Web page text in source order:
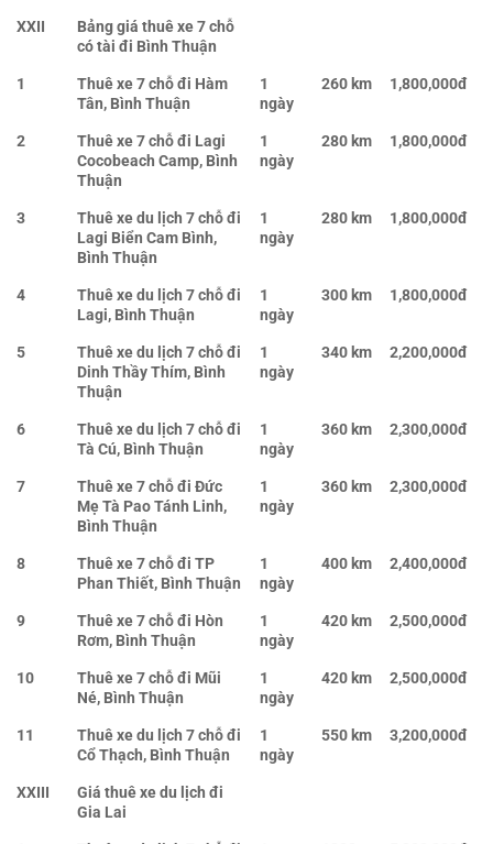
XXII
Bảng giá thuê xe 7 chỗ
có tài đi Bình Thuận
1
Thuê xe 7 chỗ đi Hàm
Tân, Bình Thuận
1
ngày
260 km 1,800,000đ
2
Thuê xe 7 chỗ đi Lagi
Cocobeach Camp, Bình
Thuận
1
ngày
280 km 1,800,000đ
3
Thuê xe du lịch 7 chỗ đi
Lagi Biển Cam Bình,
Bình Thuận
1
ngày
280 km 1,800,000đ
4
Thuê xe du lịch 7 chỗ đi
Lagi, Bình Thuận
1
ngày
300 km 1,800,000đ
5
Thuê xe du lịch 7 chỗ đi
Dinh Thầy Thím, Bình
Thuận
1
ngày
340 km 2,200,000đ
6
Thuê xe du lịch 7 chỗ đi
Tà Cú, Bình Thuận
1
ngày
360 km 2,300,000đ
7
Thuê xe 7 chỗ đi Đức
Mẹ Tà Pao Tánh Linh,
Bình Thuận
1
ngày
360 km 2,300,000đ
8
Thuê xe 7 chỗ đi TP
Phan Thiết, Bình Thuận
1
ngày
400 km 2,400,000đ
9
Thuê xe 7 chỗ đi Hòn
Rơm, Bình Thuận
1
ngày
420 km 2,500,000đ
10
Thuê xe 7 chỗ đi Mũi
Né, Bình Thuận
1
ngày
420 km 2,500,000đ
11
Thuê xe du lịch 7 chỗ đi
Cổ Thạch, Bình Thuận
1
ngày
550 km 3,200,000đ
XXIII
Giá thuê xe du lịch đi
Gia Lai